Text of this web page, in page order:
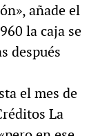
añade el
la caja se
después
el mes de
La